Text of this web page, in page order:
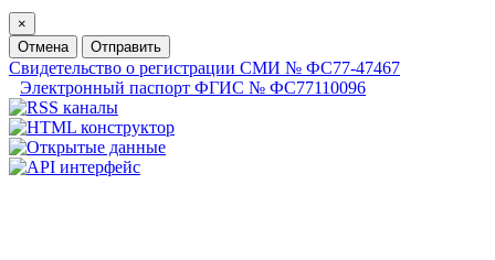
×
Отмена
Отправить
Свидетельство о регистрации СМИ № ФС77-47467
Электронный паспорт ФГИС № ФС77110096